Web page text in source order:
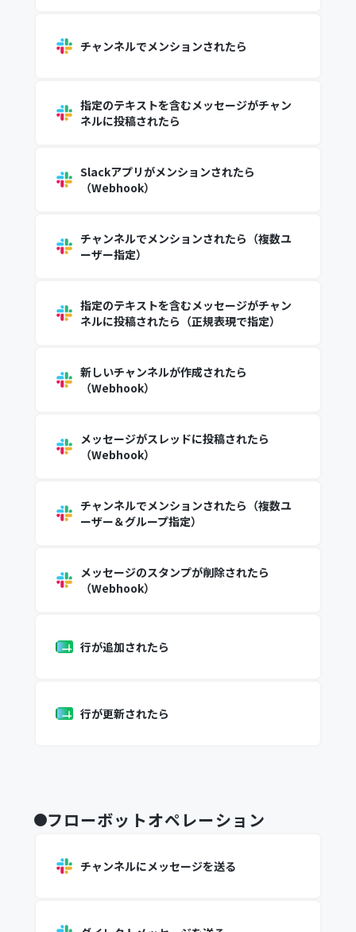
チャンネルでメンションされたら
指定のテキストを含むメッセージがチャン
ネルに投稿されたら
Slackアプリがメンションされたら
（Webhook）
チャンネルでメンションされたら（複数ユ
ーザー指定）
指定のテキストを含むメッセージがチャン
ネルに投稿されたら（正規表現で指定）
新しいチャンネルが作成されたら
（Webhook）
メッセージがスレッドに投稿されたら
（Webhook）
チャンネルでメンションされたら（複数ユ
ーザー＆グループ指定）
メッセージのスタンプが削除されたら
（Webhook）
行が追加されたら
行が更新されたら
フローボットオペレーション
チャンネルにメッセージを送る